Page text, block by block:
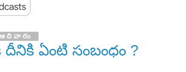
ఏంటి సంబంధం ?